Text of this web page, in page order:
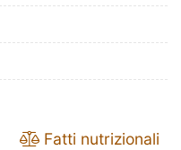
Fatti nutrizionali